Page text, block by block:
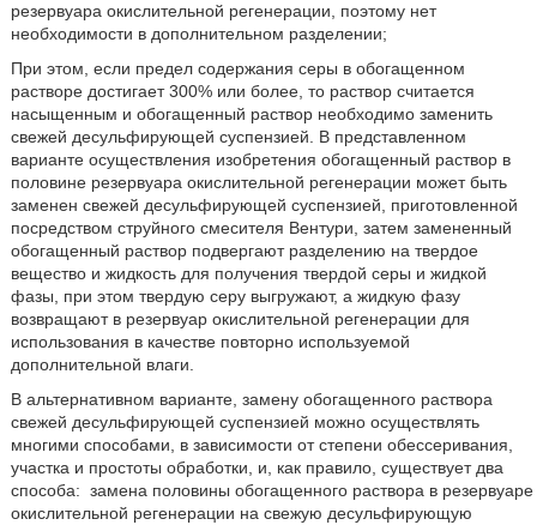
резервуара окислительной регенерации, поэтому нет
необходимости в дополнительном разделении;
При этом, если предел содержания серы в обогащенном
растворе достигает 300% или более, то раствор считается
насыщенным и обогащенный раствор необходимо заменить
свежей десульфирующей суспензией. В представленном
варианте осуществления изобретения обогащенный раствор в
половине резервуара окислительной регенерации может быть
заменен свежей десульфирующей суспензией, приготовленной
посредством струйного смесителя Вентури, затем замененный
обогащенный раствор подвергают разделению на твердое
вещество и жидкость для получения твердой серы и жидкой
фазы, при этом твердую серу выгружают, а жидкую фазу
возвращают в резервуар окислительной регенерации для
использования в качестве повторно используемой
дополнительной влаги.
В альтернативном варианте, замену обогащенного раствора
свежей десульфирующей суспензией можно осуществлять
многими способами, в зависимости от степени обессеривания,
участка и простоты обработки, и, как правило, существует два
способа: замена половины обогащенного раствора в резервуаре
окислительной регенерации на свежую десульфирующую